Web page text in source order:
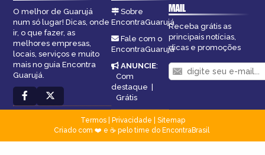
O melhor de Guarujá
num só lugar! Dicas, onde
ir, o que fazer, as
melhores empresas,
locais, serviços e muito
mais no guia Encontra
Guarujá.
Sobre
EncontraGuarujá
Fale com o
EncontraGuarujá
ANUNCIE:
Com
destaque |
Grátis
MAIL
Receba grátis as
principais notícias,
dicas e promoções
Termos| Privacidade
Sitemap
Criado com ❤️ e ☕ pelo time do EncontraBrasil